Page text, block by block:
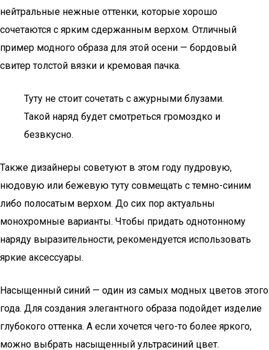
нейтральные нежные оттенки, которые хорошо
сочетаются с ярким сдержанным верхом. Отличный
пример модного образа для этой осени — бордовый
свитер толстой вязки и кремовая пачка.
Туту не стоит сочетать с ажурными блузами.
Такой наряд будет смотреться громоздко и
безвкусно.
Также дизайнеры советуют в этом году пудровую,
нюдовую или бежевую туту совмещать с темно-синим
либо полосатым верхом. До сих пор актуальны
монохромные варианты. Чтобы придать однотонному
наряду выразительности, рекомендуется использовать
яркие аксессуары.
Насыщенный синий — один из самых модных цветов этого
года. Для создания элегантного образа подойдет изделие
глубокого оттенка. А если хочется чего-то более яркого,
можно выбрать насыщенный ультрасиний цвет.